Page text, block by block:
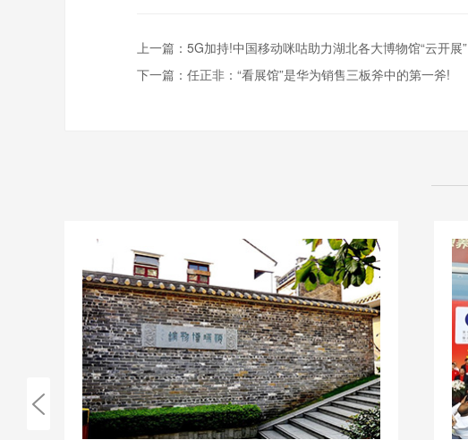
上一篇： 5G加持!中国移动咪咕助力湖北各大博物馆“云开展”
下一篇： 任正非：“看展馆”是华为销售三板斧中的第一斧!